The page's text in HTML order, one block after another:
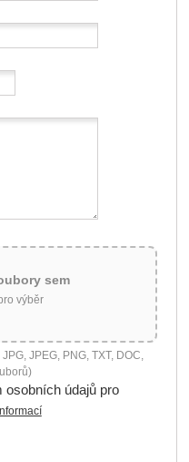
sem
výběr
JPEG, PNG, TXT, DOC,
osobních údajů pro